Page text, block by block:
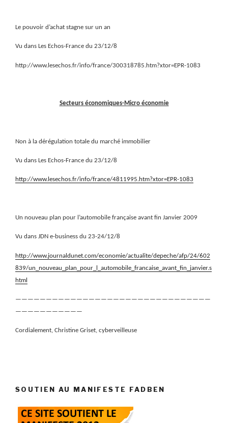
Le pouvoir d’achat stagne sur un an
Vu dans Les Echos-France du 23/12/8
http://www.lesechos.fr/info/france/300318785.htm?xtor=EPR-1083
Secteurs économiques-Micro économie
Non à la dérégulation totale du marché immobilier
Vu dans Les Echos-France du 23/12/8
http://www.lesechos.fr/info/france/4811995.htm?xtor=EPR-1083
Un nouveau plan pour l’automobile française avant fin Janvier 2009
Vu dans JDN e-business du 23-24/12/8
http://www.journaldunet.com/economie/actualite/depeche/afp/24/602
839/un_nouveau_plan_pour_l_automobile_francaise_avant_fin_janvier.s
html
————————————————————————————————
———————————
Cordialement, Christine Griset, cyberveilleuse
SOUTIEN AU MANIFESTE FADBEN